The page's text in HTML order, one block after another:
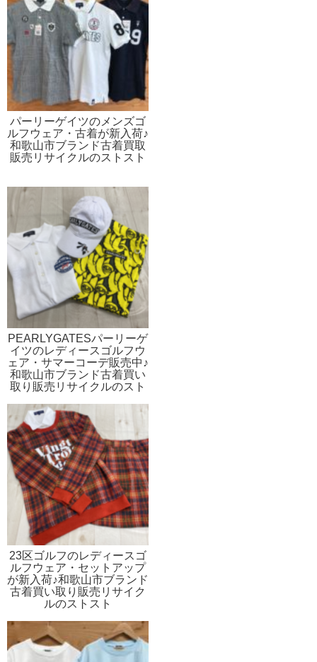
パーリーゲイツのメンズゴ
ルフウェア・古着が新入荷♪
和歌山市ブランド古着買取
販売リサイクルのストスト
PEARLYGATESパーリーゲ
イツのレディースゴルフウ
ェア・サマーコーデ販売中♪
和歌山市ブランド古着買い
取り販売リサイクルのスト
23区ゴルフのレディースゴ
ルフウェア・セットアップ
が新入荷♪和歌山市ブランド
古着買い取り販売リサイク
ルのストスト